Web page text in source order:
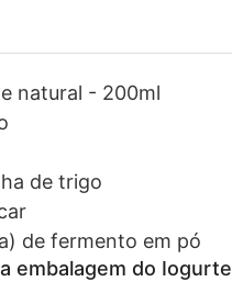
natural - 200ml
de trigo
de fermento em pó
embalagem do Iogurte